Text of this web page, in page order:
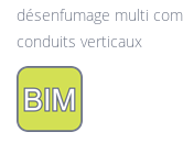
désenfumage multi
conduits verticaux